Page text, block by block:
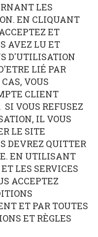
LES
EN CLIQUANT
ET
AVEZ LU ET
D'UTILISATION
LIÉ PAR
VOUS
CLIENT
SI VOUS REFUSEZ
IL VOUS
LE SITE
DEVREZ QUITTER
EN UTILISANT
ET LES SERVICES
ACCEPTEZ
ET PAR TOUTES
ET RÈGLES